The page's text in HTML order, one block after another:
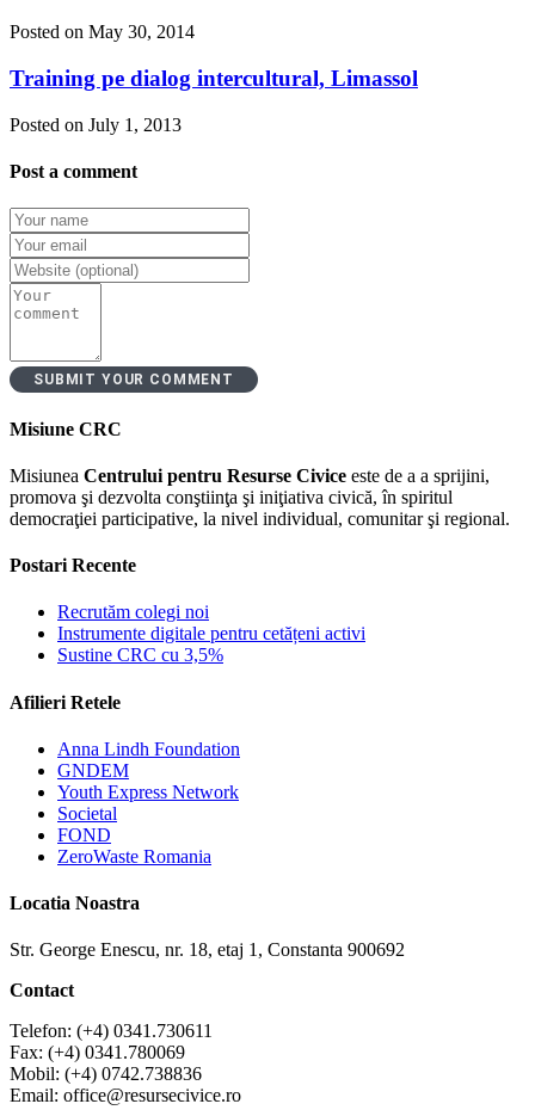
Posted on May 30, 2014
Training pe dialog intercultural, Limassol
Posted on July 1, 2013
Post a comment
Misiune CRC
Misiunea Centrului pentru Resurse Civice este de a a sprijini,
promova şi dezvolta conştiinţa şi iniţiativa civică, în spiritul
democraţiei participative, la nivel individual, comunitar şi regional.
Postari Recente
Recrutăm colegi noi
Instrumente digitale pentru cetățeni activi
Sustine CRC cu 3,5%
Afilieri Retele
Anna Lindh Foundation
GNDEM
Youth Express Network
Societal
FOND
ZeroWaste Romania
Locatia Noastra
Str. George Enescu, nr. 18, etaj 1, Constanta 900692
Contact
Telefon: (+4) 0341.730611
Fax: (+4) 0341.780069
Mobil: (+4) 0742.738836
Email: office@resursecivice.ro